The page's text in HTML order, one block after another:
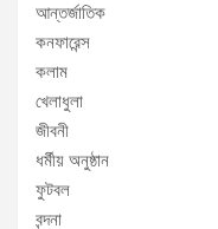
আন্তর্জাতিক
কনফারেন্স
কলাম
খেলাধুলা
জীবনী
ধর্মীয় অনুষ্ঠান
ফুটবল
বন্দনা